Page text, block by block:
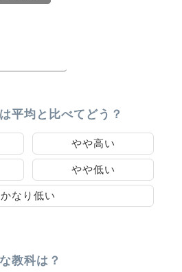
平均と比べてどう？
やや高い
やや低い
かなり低い
教科は？